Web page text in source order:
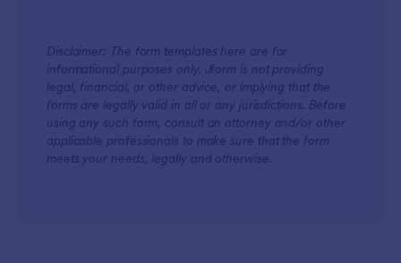
Disclaimer: The form templates here are for
informational purposes only. Jform is not providing
legal, financial, or other advice, or implying that the
forms are legally valid in all or any jurisdictions. Before
using any such form, consult an attorney and/or other
applicable professionals to make sure that the form
meets your needs, legally and otherwise.